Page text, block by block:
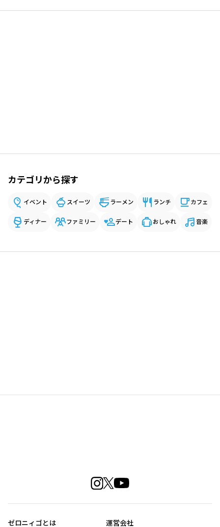
カテゴリから探す
イベント スイーツ ラーメン ランチ カフェ
ディナー ファミリー デート おしゃれ 音楽
ゼロニィゴとは 運営会社